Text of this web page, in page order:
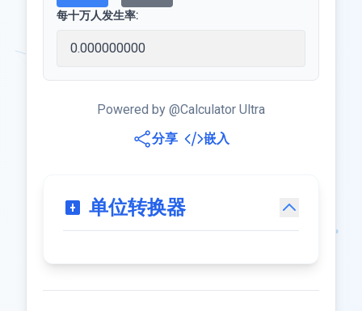
每十万人发生率:
Powered by @Calculator Ultra
分享
嵌入
单位转换器